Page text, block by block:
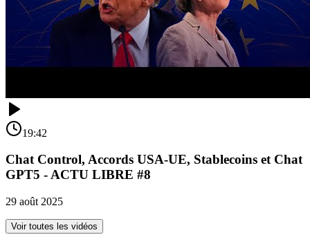
19:42
Chat Control, Accords USA-UE, Stablecoins et Chat
GPT5 - ACTU LIBRE #8
29 août 2025
Voir toutes les vidéos